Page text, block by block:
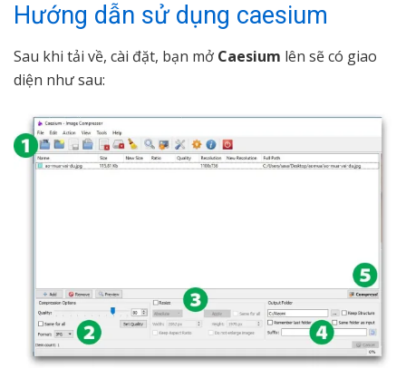
Hướng dẫn sử dụng caesium
Sau khi tải về, cài đặt, bạn mở Caesium lên sẽ có giao
diện như sau: